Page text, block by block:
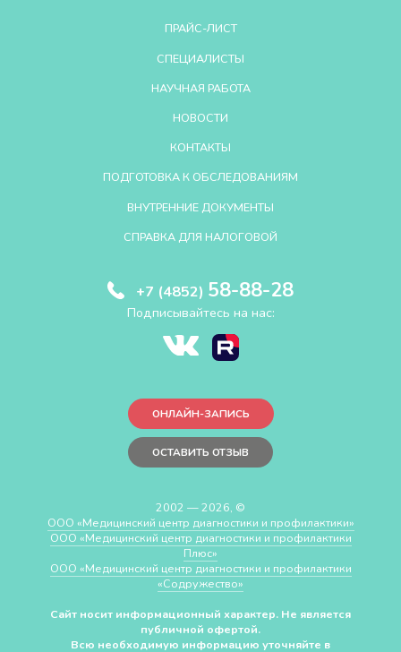
ПРАЙС-ЛИСТ
СПЕЦИАЛИСТЫ
НАУЧНАЯ РАБОТА
НОВОСТИ
КОНТАКТЫ
ПОДГОТОВКА К ОБСЛЕДОВАНИЯМ
ВНУТРЕННИЕ ДОКУМЕНТЫ
СПРАВКА ДЛЯ НАЛОГОВОЙ
+7 (4852) 58-88-28
Подписывайтесь на нас:
ОНЛАЙН-ЗАПИСЬ
ОСТАВИТЬ ОТЗЫВ
2002 — 2026, ©
ООО «Медицинский центр диагностики и профилактики»
ООО «Медицинский центр диагностики и профилактики
Плюс»
ООО «Медицинский центр диагностики и профилактики
«Cодружество»
Сайт носит информационный характер. Не является
публичной офертой.
Всю необходимую информацию уточняйте в